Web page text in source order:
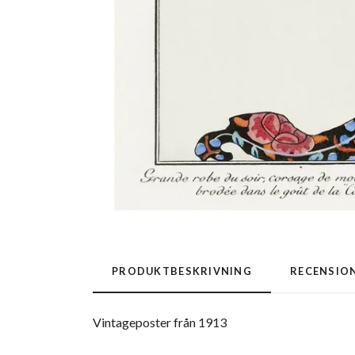
PRODUKTBESKRIVNING
Vintageposter från 1913